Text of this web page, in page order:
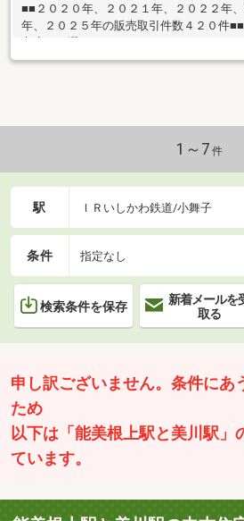
■■２０２０年、２０２１年、２０２２年
年、２０２５年の販売取引件数４２０件■■
イント～・ＬＤＫ２０帖以上の広々スペ
ングの加盟店は全て独立自営です。担当
1～7 件
駅 ＩＲいしかわ鉄道/小舞子
条件 指定なし
検索条件を保存
新着メールを
取る
申し訳ございません。条件にあ
ため
以下は「能美根上駅と美川駅」
ています。